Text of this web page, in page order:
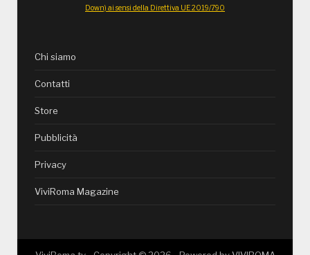
Down) ai sensi della Direttiva UE 2019/790
Chi siamo
Contatti
Store
Pubblicità
Privacy
ViviRoma Magazine